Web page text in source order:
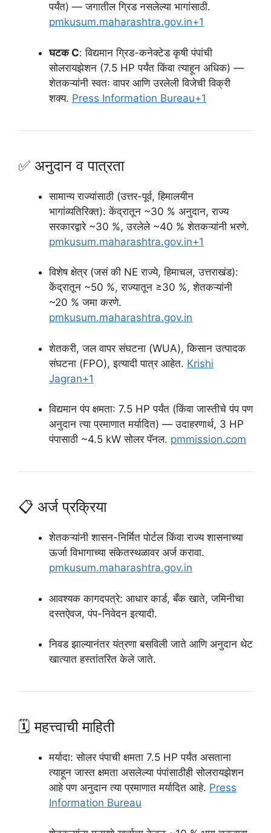
पर्यंत) — जगातील ग्रिड नसलेल्या भागांसाठी.
pmkusum.maharashtra.gov.in+1
घटक C: विद्यमान ग्रिड-कनेक्टेड कृषी पंपांची
सोलरायझेशन (7.5 HP पर्यंत किंवा त्याहून अधिक) —
शेतकऱ्यांनी स्वतः वापर आणि उरलेली विजेची विक्री
शक्य. Press Information Bureau+1
✅ अनुदान व पात्रता
सामान्य राज्यांसाठी (उत्तर-पूर्व, हिमालयीन
भागांव्यतिरिक्त): केंद्रातून ~30 % अनुदान, राज्य
सरकारद्वारे ~30 %, उरलेले ~40 % शेतकऱ्यांनी भरणे.
pmkusum.maharashtra.gov.in+1
विशेष क्षेत्र (जसं की NE राज्ये, हिमाचल, उत्तराखंड):
केंद्रातून ~50 %, राज्यातून ≥30 %, शेतकऱ्यांनी
~20 % जमा करणे.
pmkusum.maharashtra.gov.in
शेतकरी, जल वापर संघटना (WUA), किसान उत्पादक
संघटना (FPO), इत्यादी पात्र आहेत. Krishi
Jagran+1
विद्यमान पंप क्षमता: 7.5 HP पर्यंत (किंवा जास्तीचे पंप पण
अनुदान त्या प्रमाणात मर्यादित) — उदाहरणार्थ, 3 HP
पंपासाठी ~4.5 kW सोलर पॅनल. pmmission.com
📋 अर्ज प्रक्रिया
शेतकऱ्यांनी शासन-निर्मित पोर्टल किंवा राज्य शासनाच्या
ऊर्जा विभागाच्या संकेतस्थळावर अर्ज करावा.
pmkusum.maharashtra.gov.in
आवश्यक कागदपत्रे: आधार कार्ड, बँक खाते, जमिनीचा
दस्तऐवज, पंप-निवेदन इत्यादी.
निवड झाल्यानंतर यंत्रणा बसविली जाते आणि अनुदान थेट
खात्यात हस्तांतरित केले जाते.
🗓 महत्त्वाची माहिती
मर्यादा: सोलर पंपाची क्षमता 7.5 HP पर्यंत असताना
त्याहून जास्त क्षमता असलेल्या पंपांसाठीही सोलरायझेशन
आहे पण अनुदान त्या प्रमाणात मर्यादित आहे. Press
Information Bureau